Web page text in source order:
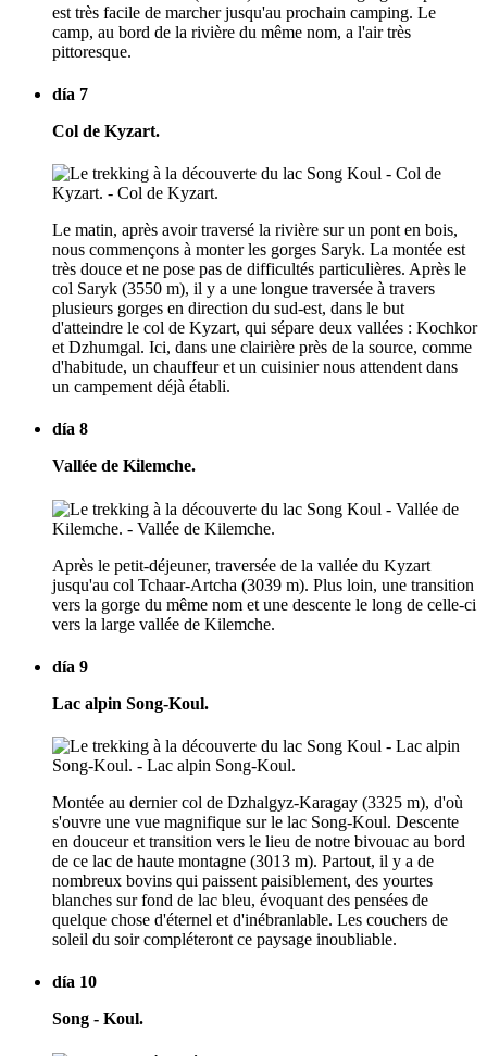
est très facile de marcher jusqu'au prochain camping. Le
camp, au bord de la rivière du même nom, a l'air très
pittoresque.
día 7
Col de Kyzart.
Le matin, après avoir traversé la rivière sur un pont en bois,
nous commençons à monter les gorges Saryk. La montée est
très douce et ne pose pas de difficultés particulières. Après le
col Saryk (3550 m), il y a une longue traversée à travers
plusieurs gorges en direction du sud-est, dans le but
d'atteindre le col de Kyzart, qui sépare deux vallées : Kochkor
et Dzhumgal. Ici, dans une clairière près de la source, comme
d'habitude, un chauffeur et un cuisinier nous attendent dans
un campement déjà établi.
día 8
Vallée de Kilemche.
Après le petit-déjeuner, traversée de la vallée du Kyzart
jusqu'au col Tchaar-Artcha (3039 m). Plus loin, une transition
vers la gorge du même nom et une descente le long de celle-ci
vers la large vallée de Kilemche.
día 9
Lac alpin Song-Koul.
Montée au dernier col de Dzhalgyz-Karagay (3325 m), d'où
s'ouvre une vue magnifique sur le lac Song-Koul. Descente
en douceur et transition vers le lieu de notre bivouac au bord
de ce lac de haute montagne (3013 m). Partout, il y a de
nombreux bovins qui paissent paisiblement, des yourtes
blanches sur fond de lac bleu, évoquant des pensées de
quelque chose d'éternel et d'inébranlable. Les couchers de
soleil du soir compléteront ce paysage inoubliable.
día 10
Song - Koul.